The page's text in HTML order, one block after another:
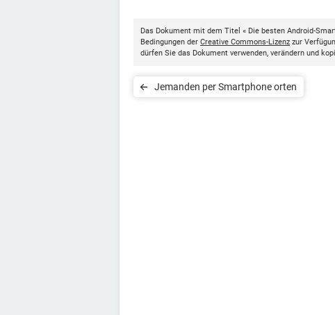
Das Dokument mit dem Titel « Die besten Android-
Bedingungen der Creative Commons-Lizenz zur
dürfen Sie das Dokument verwenden, verändern und
Jemanden per Smartphone orten